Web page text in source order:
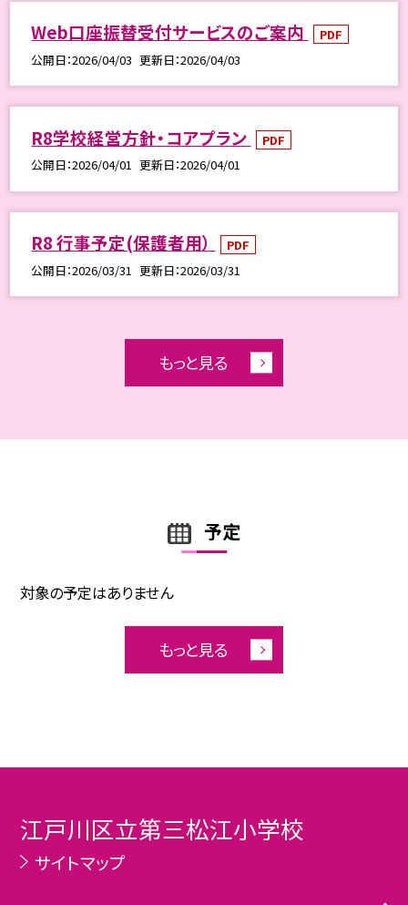
Web口座振替受付サービスのご案内
PDF
公開日 2026/04/03 更新日 2026/04/03
R8学校経営方針・コアプラン
PDF
公開日 2026/04/01 更新日 2026/04/01
R8 行事予定(保護者用）
PDF
公開日 2026/03/31 更新日 2026/03/31
もっと見る
予定
対象の予定はありません
もっと見る
江戸川区立第三松江小学校
サイトマップ